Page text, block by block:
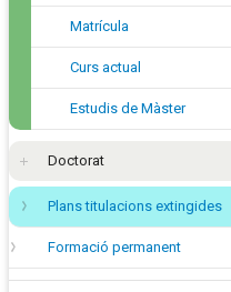
Matrícula
Curs actual
Estudis de Màster
Doctorat
Plans titulacions extingides
Formació permanent